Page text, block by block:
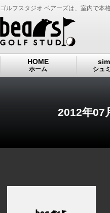
ゴルフスタジオ ベアーズは、室内で本
HOME
ホーム シュ
2012年07